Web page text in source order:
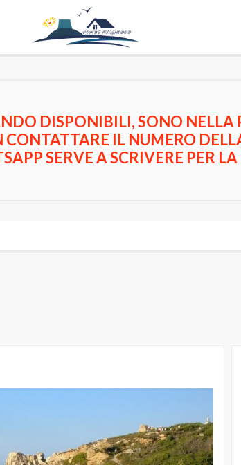
DISPONIBILI, SONO NELLA
CONTATTARE IL NUMERO
SERVE A SCRIVERE PER